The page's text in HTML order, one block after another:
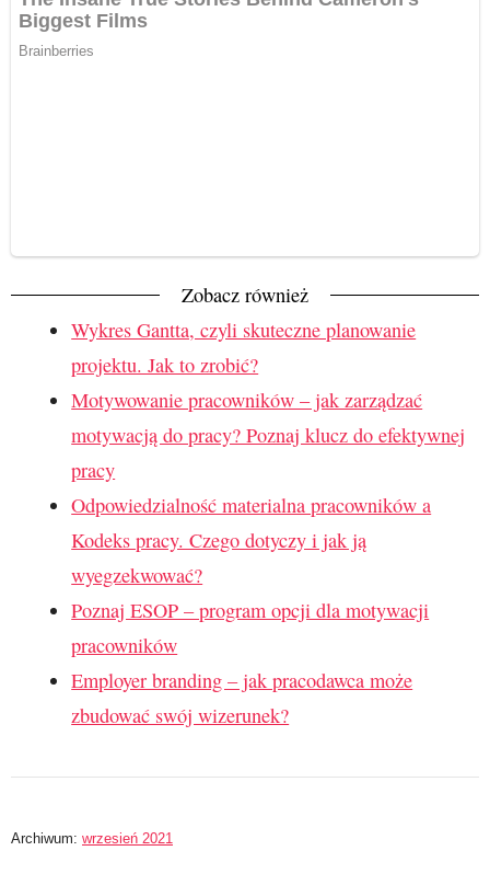
Zobacz również
Wykres Gantta, czyli skuteczne planowanie
projektu. Jak to zrobić?
Motywowanie pracowników – jak zarządzać
motywacją do pracy? Poznaj klucz do efektywnej
pracy
Odpowiedzialność materialna pracowników a
Kodeks pracy. Czego dotyczy i jak ją
wyegzekwować?
Poznaj ESOP – program opcji dla motywacji
pracowników
Employer branding – jak pracodawca może
zbudować swój wizerunek?
Archiwum: wrzesień 2021